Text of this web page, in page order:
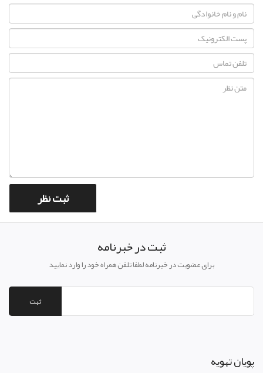
ثبت در خبرنامه
برای عضویت در خبرنامه لطفا تلفن همراه خود را وارد نمایید
ثبت
پويان تهويه